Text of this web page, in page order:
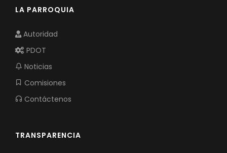
LA PARROQUIA
Autoridad
PDOT
Noticias
Comisiones
Contáctenos
TRANSPARENCIA